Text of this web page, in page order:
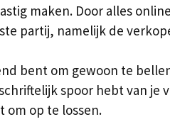
maken. Door alles
partij, namelijk de
bent om gewoon te
spoor hebt van je
om op te lossen.